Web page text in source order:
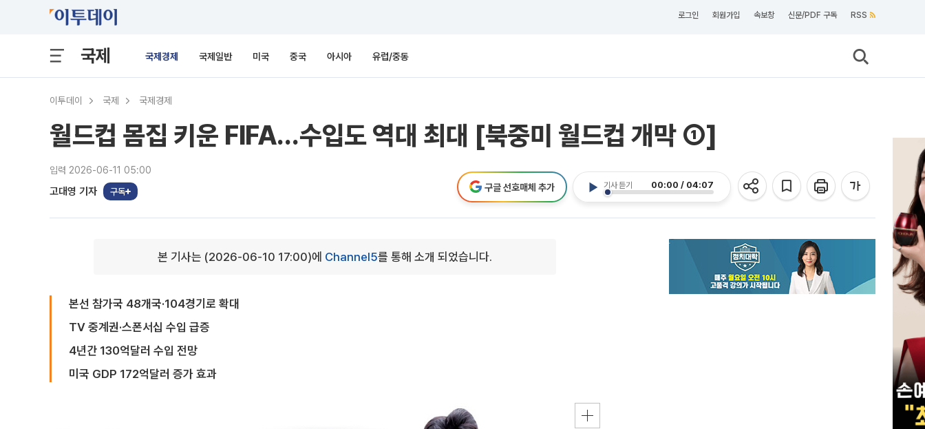
로그인 회원가입 속보창 신문/PDF 구독 RSS
국제 국제경제 국제일반 미국 중국 아시아 유럽/중동
이투데이 국제 국제경제
월드컵 몸집 키운 FIFA…수입도 역대 최대 [북중미 월드컵 개막 ①]
입력 2026-06-11 05:00
고대영 기자 구독
기사 듣기 00:00 / 04:07
구글 선호매체 추가
본 기사는 (2026-06-10 17:00)에 Channel5를 통해 소개 되었습니다.
본선 참가국 48개국·104경기로 확대
TV 중계권·스폰서십 수입 급증
4년간 130억달러 수입 전망
미국 GDP 172억달러 증가 효과